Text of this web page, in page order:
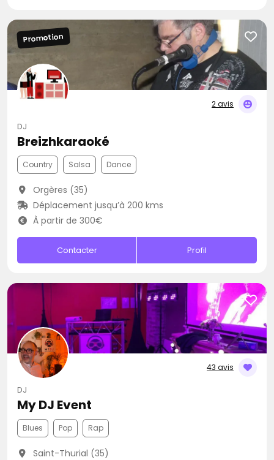
2 avis
Promotion
DJ
Breizhkaraoké
Country Salsa Dance
Orgères (35)
Déplacement jusqu’à 200 kms
À partir de 300€
Contacter Profil
43 avis
DJ
My DJ Event
Blues Pop Rap
Saint-Thurial (35)